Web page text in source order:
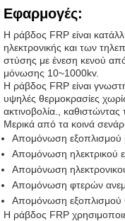
Εφαρμογές:
Η ράβδος FRP είναι
ηλεκτρονικής και των
στύσης με ένεση κενού
μόνωσης 10~1000kv.
Η ράβδος FRP είναι
υψηλές θερμοκρασίες
ακτινοβολία.,
Μερικά από τα κοινά
Απομόνωση εξοπλισμού
Απομόνωση ηλεκτρικού
Απομόνωση
Απομόνωση φτερών
Απομόνωση εξοπλισμού
Η ράβδος FRP